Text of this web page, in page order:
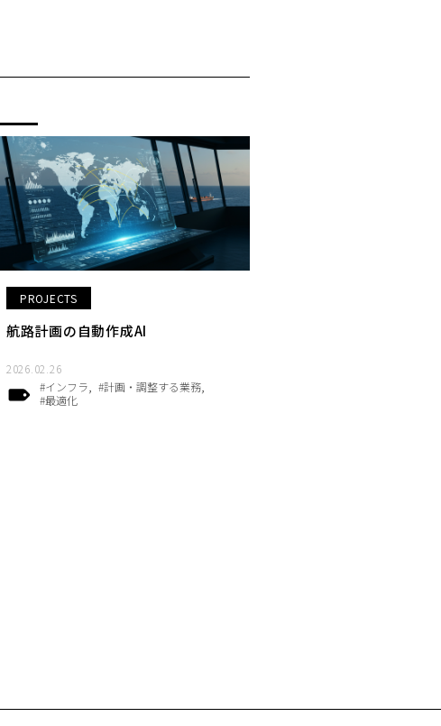
PROJECTS
航路計画の自動作成AI
2026.02.26
#インフラ
#計画・調整する業務
#最適化